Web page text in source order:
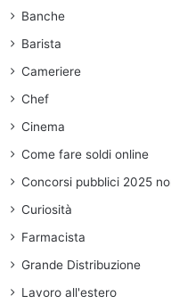
Banche
Barista
Cameriere
Chef
Cinema
Come fare soldi online
Concorsi pubblici 2025
Curiosità
Farmacista
Grande Distribuzione
Lavoro all'estero